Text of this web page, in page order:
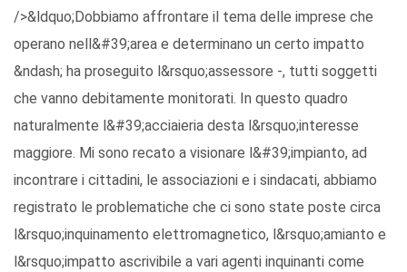
/>&ldquo;Dobbiamo affrontare il tema delle imprese che
operano nell&#39;area e determinano un certo impatto
&ndash; ha proseguito l&rsquo;assessore -, tutti soggetti
che vanno debitamente monitorati. In questo quadro
naturalmente l&#39;acciaieria desta l&rsquo;interesse
maggiore. Mi sono recato a visionare l&#39;impianto, ad
incontrare i cittadini, le associazioni e i sindacati, abbiamo
registrato le problematiche che ci sono state poste circa
l&rsquo;inquinamento elettromagnetico, l&rsquo;amianto e
l&rsquo;impatto ascrivibile a vari agenti inquinanti come